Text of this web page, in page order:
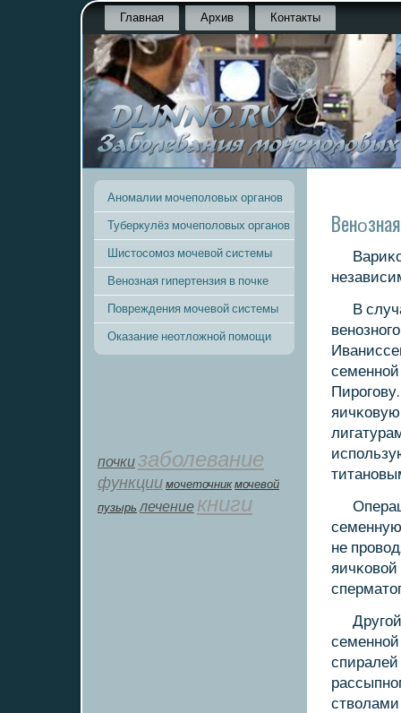
Главная Архив Контакты
Аномалии мочеполовых органов
Туберкулёз мочеполовых органов
Шистосомоз мочевой системы
Венозная гипертензия в почке
Повреждения мочевой системы
Оказание неотложной помощи
почкизаболевание
функции мοчеточник мочевой
пузырь лечение книги
В
не